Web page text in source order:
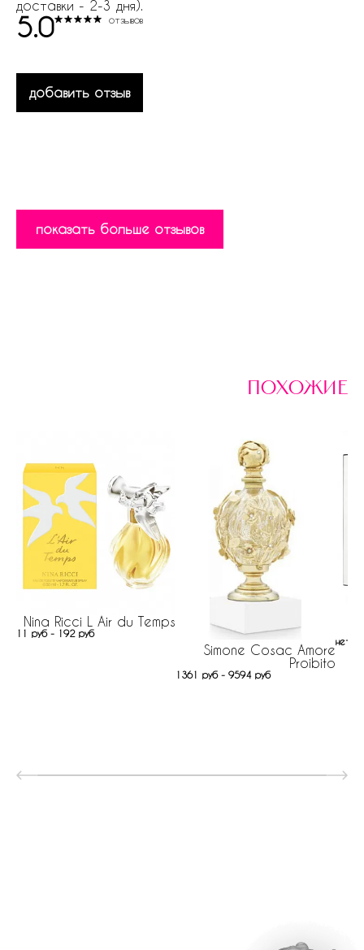
доставки - 2-3 дня).
5.0 отзывов
добавить отзыв
показать больше отзывов
похожие
Nina Ricci L Air du Temps
11 руб - 192 руб
Simone Cosac Amore
Proibito
1361 руб - 9594 руб
нет